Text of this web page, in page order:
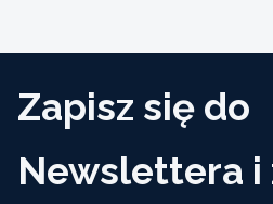
Zapisz się do
Newslettera i